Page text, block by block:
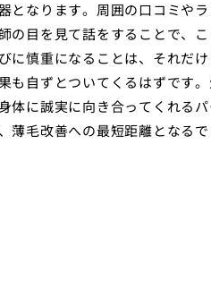
となります。周囲の口コミや
の目を見て話をすることで、
に慎重になることは、それだ
も自ずとついてくるはずです
に誠実に向き合ってくれる
毛改善への最短距離となるで